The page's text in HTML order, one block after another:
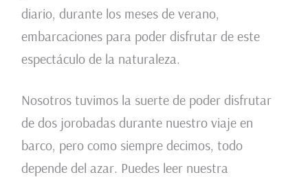
diario, durante los meses de verano,
embarcaciones para poder disfrutar de este
espectáculo de la naturaleza.
Nosotros tuvimos la suerte de poder disfrutar
de dos jorobadas durante nuestro viaje en
barco, pero como siempre decimos, todo
depende del azar. Puedes leer nuestra